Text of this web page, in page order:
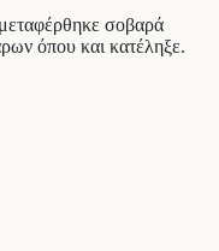
σοβαρά
όπου και κατέληξε.